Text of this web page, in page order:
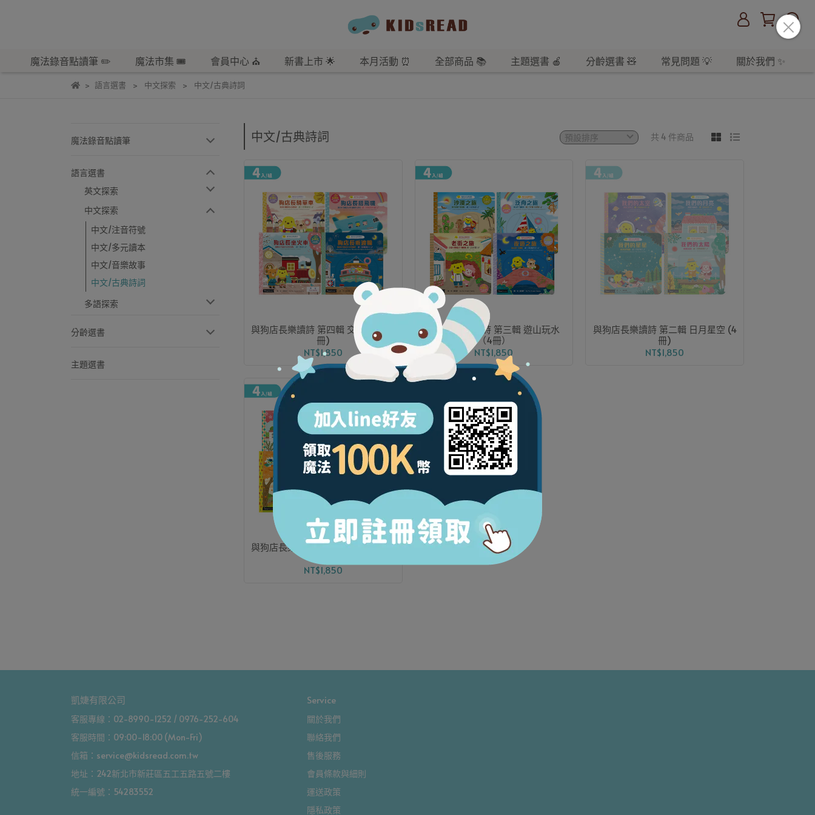
魔法錄音點讀筆 ✏️ 魔法市集 🎟️ 會員中心 ⛪️ 新書上市 🌟 本月活動 ⏰ 全部商品 📚 主題選書 🍎 分齡選書 🧸 常見問題 💡 關於我們 ✨
語言選書 中文探索 中文/古典詩詞
魔法錄音點讀筆
語言選書
英文探索
中文探索
中文/注音符號
中文/多元讀本
中文/音樂故事
中文/古典詩詞
多語探索
分齡選書
主題選書
中文/古典詩詞 共 4 件商品
與狗店長樂讀詩 第四輯 交通工具 (4
冊)
NT$1,850
與狗店長樂讀詩 第三輯 遊山玩水
（4冊）
NT$1,850
與狗店長樂讀詩 第二輯 日月星空 (4
冊)
NT$1,850
與狗店長樂讀詩 第一輯 春夏秋冬 (4
NT$1,850
凱婕有限公司
客服專線：02-8990-1252 / 0976-252-604
客服時間：09:00-18:00 (Mon-Fri)
信箱：service@kidsread.com.tw
地址：242新北市新莊區五工五路五號二樓
統一編號：54283552
Service
關於我們
聯絡我們
售後服務
會員條款與細則
運送政策
隱私政策